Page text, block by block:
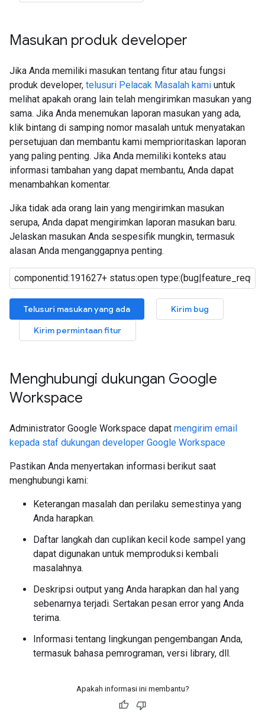
Masukan produk developer
Jika Anda memiliki masukan tentang fitur atau fungsi
produk developer, telusuri Pelacak Masalah kami untuk
melihat apakah orang lain telah mengirimkan masukan yang
sama. Jika Anda menemukan laporan masukan yang ada,
klik bintang di samping nomor masalah untuk menyatakan
persetujuan dan membantu kami memprioritaskan laporan
yang paling penting. Jika Anda memiliki konteks atau
informasi tambahan yang dapat membantu, Anda dapat
menambahkan komentar.
Jika tidak ada orang lain yang mengirimkan masukan
serupa, Anda dapat mengirimkan laporan masukan baru.
Jelaskan masukan Anda sespesifik mungkin, termasuk
alasan Anda menganggapnya penting.
Telusuri masukan yang ada
Kirim bug
Kirim permintaan fitur
Menghubungi dukungan Google
Workspace
Administrator Google Workspace dapat mengirim email
kepada staf dukungan developer Google Workspace
Pastikan Anda menyertakan informasi berikut saat
menghubungi kami:
Keterangan masalah dan perilaku semestinya yang
Anda harapkan.
Daftar langkah dan cuplikan kecil kode sampel yang
dapat digunakan untuk memproduksi kembali
masalahnya.
Deskripsi output yang Anda harapkan dan hal yang
sebenarnya terjadi. Sertakan pesan error yang Anda
terima.
Informasi tentang lingkungan pengembangan Anda,
termasuk bahasa pemrograman, versi library, dll.
Apakah informasi ini membantu?